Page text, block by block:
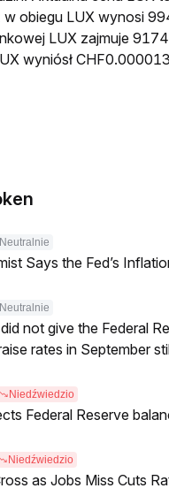
obiegu LUX wynosi
LUX zajmuje
wyniósł
Neutralnie
Says the Fed’s
Neutralnie
not give the Federal
rates in September
Niedźwiedzio
Federal Reserve
Niedźwiedzio
as Jobs Miss Cuts